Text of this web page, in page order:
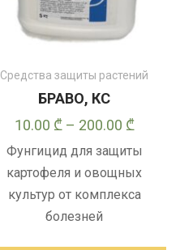
Средства защиты растений
БРАВО, КС
10.00 ₾ – 200.00 ₾
цен:
10.00 ₾
–
Фунгицид для защиты
картофеля и овощных
культур от комплекса
болезней